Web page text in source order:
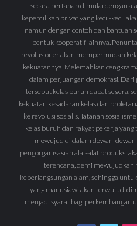
secara bertahap dimulai dengan
kepemilikan privat yang kecil-kecil
namun dengan contoh dan bantuan
bentuk kooperatif lainnya.
revolusioner akan mempermudah
kekuatannya. Melemahkan
dalam perjuangan demokrasi.
tersebut kelas buruh dapat segera,
kekuatan kesadaran kelas dan
ke revolusi sosialis. Tatanan
kelas buruh dan rakyat pekerja yang
mewujud di dalam dewan-dewan
pengorganisasian alat-alat produksi
terencana, demi mewujudkan
keberlangsungan alam, sehingga
yang manusiawi akan terwujud,
menjadi syarat bagi perkembangan